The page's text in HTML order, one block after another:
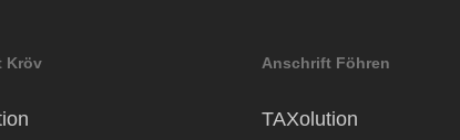
Kröv Anschrift Föhren
TAXolution